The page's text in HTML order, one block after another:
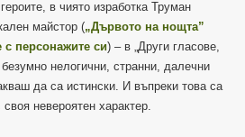
в чиято изработка Труман
майстор („Дървото на нощта”
персонажите си) – в „Други гласове,
безумно нелогични, странни, далечни
да са истински. И въпреки това са
невероятен характер.